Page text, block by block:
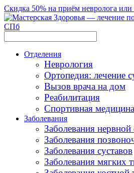
Скидка 50% на приём невролога или
Отделения
Неврология
Ортопедия: лечение
Вызов врача на дом
Реабилитация
Спортивная медицина
Заболевания
Заболевания
Заболевания
Заболевания суставов
Заболевания мягких